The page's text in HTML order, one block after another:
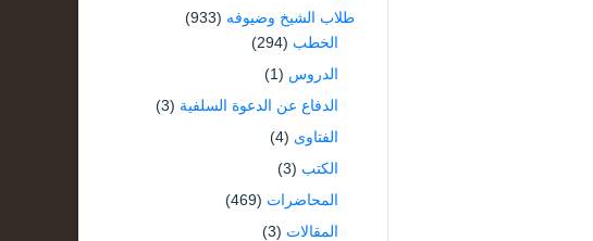
طلاب الشيخ وضيوفه (933)
الخطب (294)
الدروس (1)
الدفاع عن الدعوة السلفية (3)
الفتاوى (4)
الكتب (3)
المحاضرات (469)
المقالات (3)